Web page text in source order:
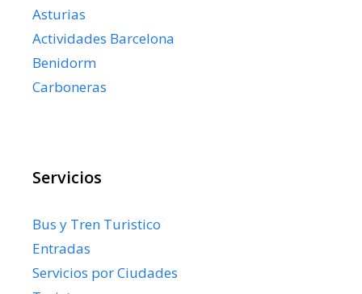
Asturias
Actividades Barcelona
Benidorm
Carboneras
Servicios
Bus y Tren Turistico
Entradas
Servicios por Ciudades